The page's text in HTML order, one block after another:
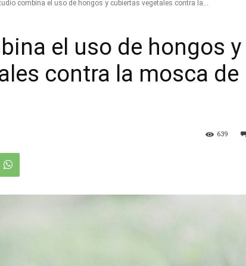
combina el uso de hongos y cubiertas vegetales contra la...
el uso de hongos y
contra la mosca de
639